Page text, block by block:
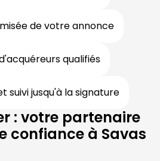
de votre annonce
qualifiés
suivi jusqu'à la signature
: votre partenaire
confiance à Savas